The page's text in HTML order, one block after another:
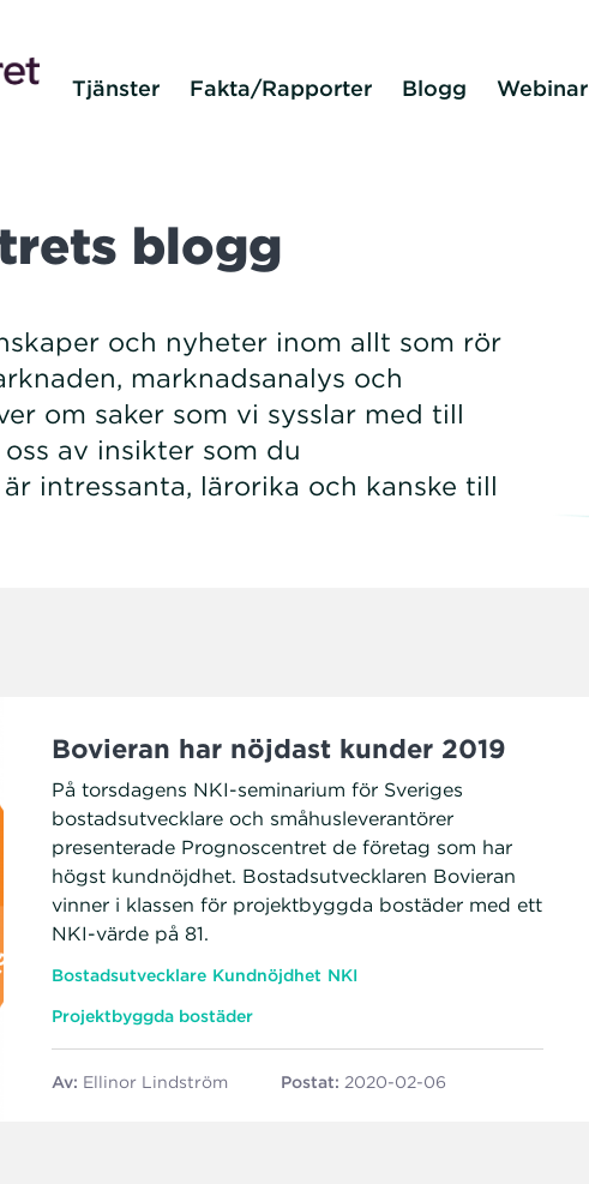
Tjänster Fakta/Rapporter Blogg Webinar
blogg
och nyheter inom allt som rör
marknadsanalys och
om saker som vi sysslar med till
av insikter som du
intressanta, lärorika och kanske till
Bovieran har nöjdast kunder 2019
På torsdagens NKI-seminarium för Sveriges
bostadsutvecklare och småhusleverantörer
presenterade Prognoscentret de företag som har
högst kundnöjdhet. Bostadsutvecklaren Bovieran
vinner i klassen för projektbyggda bostäder med ett
NKI-värde på 81.
Bostadsutvecklare Kundnöjdhet NKI
Projektbyggda bostäder
Av: Ellinor Lindström Postat: 2020-02-06